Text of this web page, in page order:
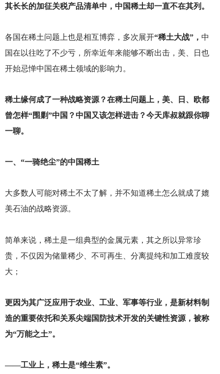
其长长的加征关税产品清单中，中国稀土却一直不在其列。
各国在稀土问题上也是相互博弈，多次展开“稀土大战”， 中
国在以往吃了不少亏，所幸近年来能够不断出击，美、日也
开始忌惮中国在稀土领域的影响力。
稀土缘何成了一种战略资源？在稀土问题上，美、日、欧都
曾怎样“围剿”中国？中国又该怎样进击？今天库叔就跟你聊
一聊。
一、“一骑绝尘”的中国稀土
大多数人可能对稀土不太了解，并不知道稀土怎么就成了媲
美石油的战略资源。
简单来说，稀土是一组典型的金属元素，其之所以异常珍
贵，不仅因为储量稀少、不可再生、分离提纯和加工难度较
大；
更因为其广泛应用于农业、工业、军事等行业，是新材料制
造的重要依托和关系尖端国防技术开发的关键性资源，被称
为“万能之土”。
——工业上，稀土是“维生素”。